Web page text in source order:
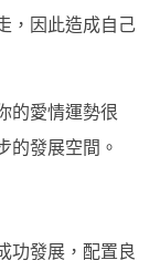
，因此造成自己
的愛情運勢很
的發展空間。
功發展，配置良